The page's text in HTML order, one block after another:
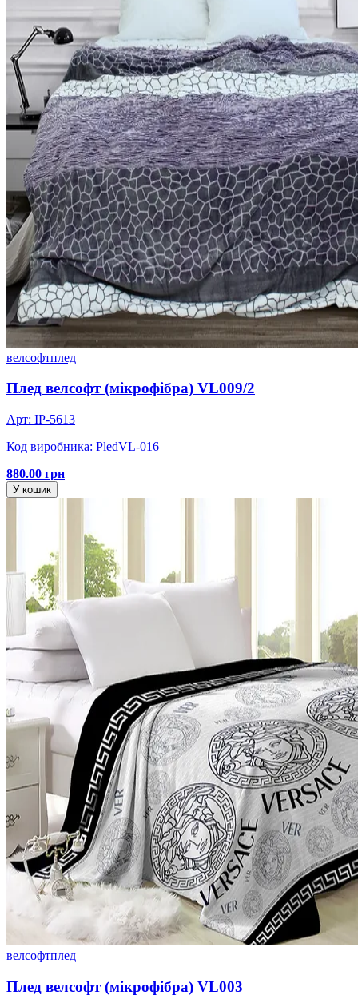
велсофтплед
Плед велсофт (мікрофібра) VL009/2
Арт: IP-5613
Код виробника: PledVL-016
880.00 грн
У кошик
велсофтплед
Плед велсофт (мікрофібра) VL003